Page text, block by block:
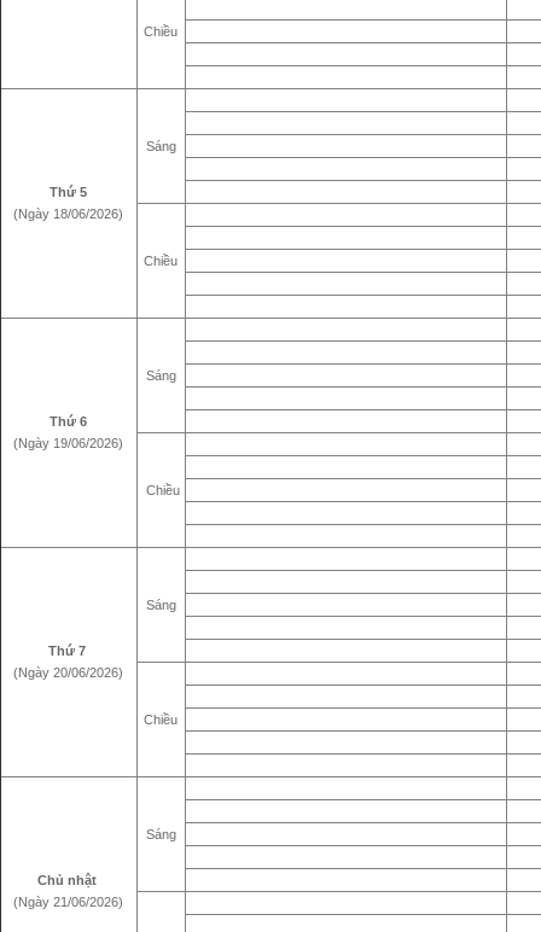
Chiều
Thứ 5
(Ngày 18/06/2026)
Sáng
Chiều
Thứ 6
(Ngày 19/06/2026)
Sáng
Chiều
Thứ 7
(Ngày 20/06/2026)
Sáng
Chiều
Chủ nhật
(Ngày 21/06/2026)
Sáng